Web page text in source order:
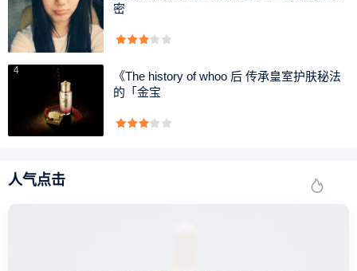
密
4
《The history of whoo 后 传承皇室护肤秘法
的「金宝
人气点击